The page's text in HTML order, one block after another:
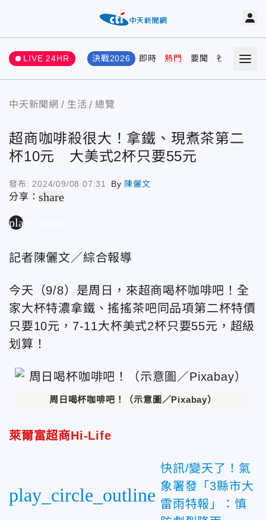
LIVE 24HR 決戰2026 即時 熱門 要聞 社會 娛樂
中天新聞網 生活 總覽
超商咖啡殺很大！拿鐵、現煮茶第二
杯10元 大美式2杯只要55元
發布: 2024/09/08 07:31 By 陳儷文
分享：share
play_arrow
記者陳儷文／綜合報導
今天（9/8）是周日，來超商喝杯咖啡吧！全
家大杯特濃拿鐵、搖搖茶吧同品項第二杯特價
只要10元，7-11大杯美式2杯只要55元，超級
划算！
周日喝杯咖啡吧！（示意圖／Pixabay）
萊爾富超商Hi-Life
play_circle_outline
快訊/變天了！氣
象署發「3縣市大
雷雨特報」：慎